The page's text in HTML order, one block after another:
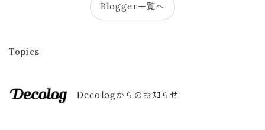
Blogger一覧へ
Topics
Decologからのお知らせ